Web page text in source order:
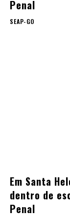
Penal
SEAP-GO
Em Santa
dentro de
Penal